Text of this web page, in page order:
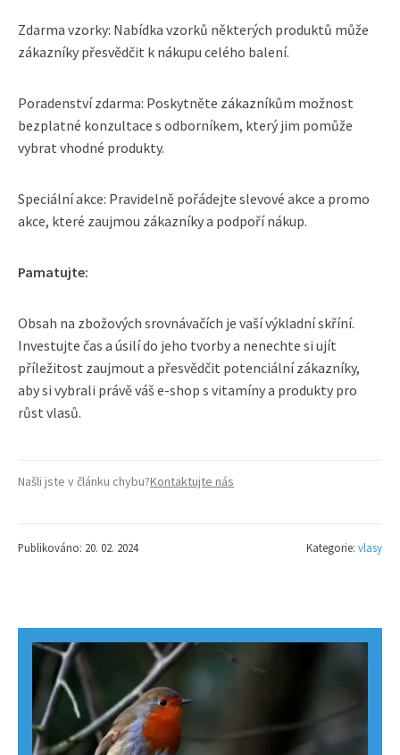
Zdarma vzorky: Nabídka vzorků některých produktů může
zákazníky přesvědčit k nákupu celého balení.
Poradenství zdarma: Poskytněte zákazníkům možnost
bezplatné konzultace s odborníkem, který jim pomůže
vybrat vhodné produkty.
Speciální akce: Pravidelně pořádejte slevové akce a promo
akce, které zaujmou zákazníky a podpoří nákup.
Pamatujte:
Obsah na zbožových srovnávačích je vaší výkladní skříní.
Investujte čas a úsilí do jeho tvorby a nenechte si ujít
příležitost zaujmout a přesvědčit potenciální zákazníky,
aby si vybrali právě váš e-shop s vitamíny a produkty pro
růst vlasů.
Našli jste v článku chybu?Kontaktujte nás
Publikováno: 20. 02. 2024 Kategorie: vlasy